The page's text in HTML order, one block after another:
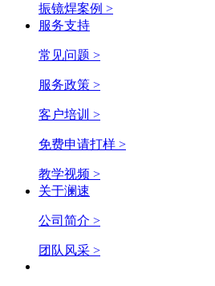
振镜焊案例 >
服务支持
常见问题 >
服务政策 >
客户培训 >
免费申请打样 >
教学视频 >
关于澜速
公司简介 >
团队风采 >